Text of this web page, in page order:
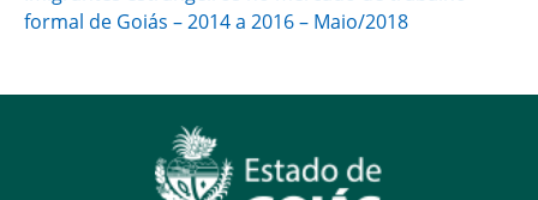
formal de Goiás – 2014 a 2016 – Maio/2018